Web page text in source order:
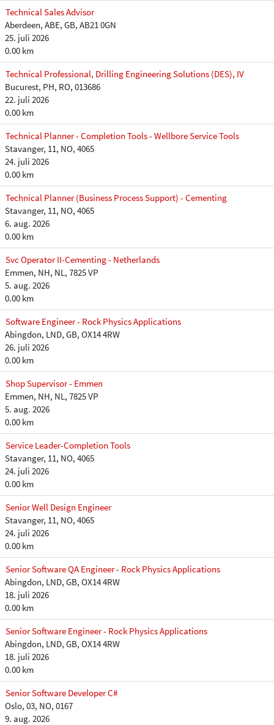
Technical Sales Advisor
Aberdeen, ABE, GB, AB21 0GN
25. juli 2026
0.00 km
Technical Professional, Drilling Engineering Solutions (DES), IV
Bucurest, PH, RO, 013686
22. juli 2026
0.00 km
Technical Planner - Completion Tools - Wellbore Service Tools
Stavanger, 11, NO, 4065
24. juli 2026
0.00 km
Technical Planner (Business Process Support) - Cementing
Stavanger, 11, NO, 4065
6. aug. 2026
0.00 km
Svc Operator II-Cementing - Netherlands
Emmen, NH, NL, 7825 VP
5. aug. 2026
0.00 km
Software Engineer - Rock Physics Applications
Abingdon, LND, GB, OX14 4RW
26. juli 2026
0.00 km
Shop Supervisor - Emmen
Emmen, NH, NL, 7825 VP
5. aug. 2026
0.00 km
Service Leader-Completion Tools
Stavanger, 11, NO, 4065
24. juli 2026
0.00 km
Senior Well Design Engineer
Stavanger, 11, NO, 4065
24. juli 2026
0.00 km
Senior Software QA Engineer - Rock Physics Applications
Abingdon, LND, GB, OX14 4RW
18. juli 2026
0.00 km
Senior Software Engineer - Rock Physics Applications
Abingdon, LND, GB, OX14 4RW
18. juli 2026
0.00 km
Senior Software Developer C#
Oslo, 03, NO, 0167
9. aug. 2026